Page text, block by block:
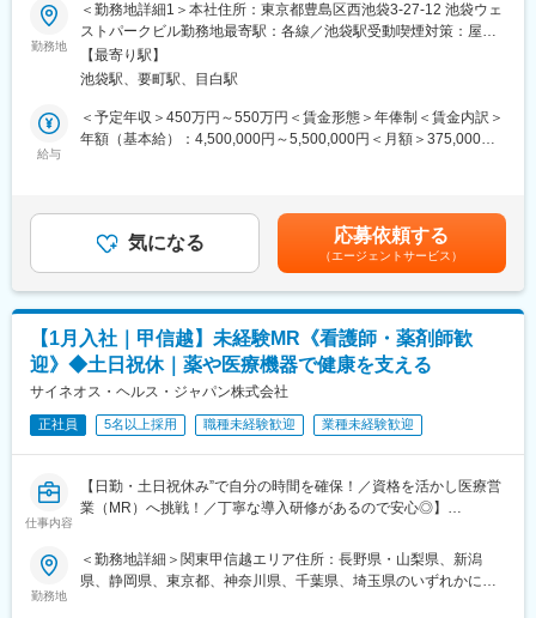
■安心の研修体制：
・入社から3か月間：座学研修（導入教育）のみ
└医薬品や医療業界、営業方法についての知識を身につけます。
・導入教育終了後は、Web講義、e-Learning、集合研修を組み合
わせて行う、MR認定試験に100％を担保する対策講座がありま
す。
★入社同期がいるため、一緒に頑張れる環境です！専門性の高い
営業職が目指せます。
・土日祝休／年間休日122日
・長期休暇が取りやすい！（連続休暇の取得を奨励しています）
・有給取得率：70％以上
■福利厚生（転勤を伴う場合）：
＜社宅制度（法人契約）＞
・家賃：一部会社負担
・住居契約初期経費：会社負担（上限設定あり）
・入居時の引越し費用：会社負担（会社指定業者）
【はじめに／CSOとは】
EPファーマラインは「CSO業界」の中でも医療機器業界に特化し
た事業を展開している、国内でも数少ない大手企業です！CSO事
業とは、クライアントである国内の医療機器メーカーの営業機能
を一部EPファーマラインにて代行するサービスのことで、今回の
募集ではEPファーマラインの正社員として入社いただき、提携し
病院の医師や看護師、臨床工学技士などの医療従事者対し、情報
提供と提案営業を担当頂きます！基本的には既存顧客向けのルー
ト営業がメイン(一部新規あり)で、直行直帰の勤務が多く、自身で
多くの方が未経験からキャリアチェンジをされておりますが、医
療機器の使用方法の提案から、治療現場でのサポートまで、一貫
して医療現場に携わることができ、非常に社会貢献性を感じられ
るお仕事です！
【EPファーマラインでキャリアを築くメリット】
■優良案件多数／メーカー転籍を支援
他社では見かけないような大手メーカーの案件や最先端製品の案
件を保有しています。また原則、将来的にクライアント先への転
籍も視野に入れた内容で案件を受注しています。(＝将来的に医療
これを可能にしている背景としては、比較的少数規模を保って運
営を行っているからこそマネージャーの目が行き届く環境を整え
勤務地
＜勤務地詳細1＞本社住所：東京都豊島区西池袋3-27-12 池袋ウェ
ストパークビル勤務地最寄駅：各線／池袋駅受動喫煙対策：屋内
全面禁煙＜勤務地詳細2＞関東エリア住所：東京都等、関東エリア
への配属予定となります。 受動喫煙対策：屋内全面禁煙変更の範
【最寄り駅】
池袋駅、要町駅、目白駅
給与
＜予定年収＞450万円～550万円＜賃金形態＞年俸制＜賃金内訳＞
年額（基本給）：4,500,000円～5,500,000円＜月額＞375,000円
気になる 応募依頼する
（エージェントサービス）
【1月入社｜甲信越】未経験MR《看護師・薬剤師歓
迎》◆土日祝休｜薬や医療機器で健康を支える
サイネオス・ヘルス・ジャパン株式会社
正社員 5名以上採用 職種未経験歓迎 業種未経験歓迎
仕事内容
【日勤・土日祝休み”で自分の時間を確保！／資格を活かし医療営
業（MR）へ挑戦！／丁寧な導入研修があるので安心◎】
《資格と想いがあれば活躍できる！》
「誰かのためになる仕事がしたい」「社会貢献につながる仕事を
したい」という想いがあればOK！当社には、臨床経験を活かして
勤務地
＜勤務地詳細＞関東甲信越エリア住所：長野県・山梨県、新潟
県、静岡県、東京都、神奈川県、千葉県、埼玉県のいずれかに配